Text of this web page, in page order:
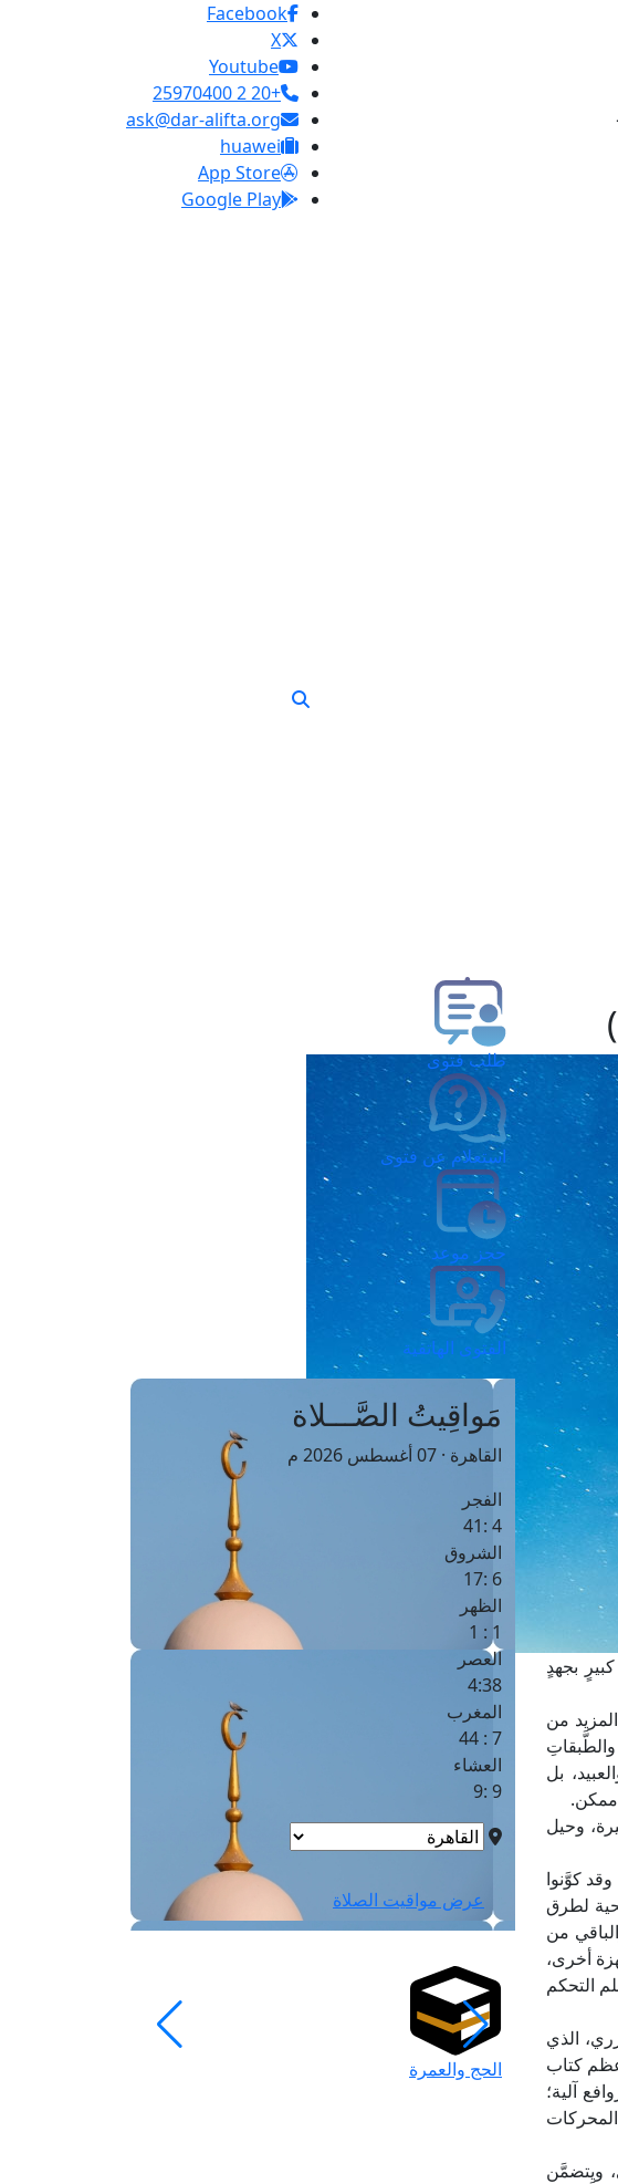
Facebook
X
Youtube
+20 2 25970400
ask@dar-alifta.org
huawei
App Store
Google Play
بجهدٍ
من
بل
ممكن.
وحيل
كوَّنوا
لطرق
من
أخرى،
التحكم
الذي
كتاب
آلية؛
ويتضمَّن
طلب فتوى
استعلام عن فتوى
حجز موعد
الفتوى الهاتفية
مَواقِيتُ الصَّـــلاة
القاهرة · 07 أغسطس 2026 م
الفجر
4 :41
الشروق
6 :17
الظهر
1 : 1
العصر
4:38
المغرب
7 : 44
العشاء
9 :9
عرض مواقيت الصلاة
الحج والعمرة